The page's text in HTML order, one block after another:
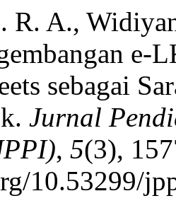
A.,
e-
sebagai
Jurnal
, 5(3),
10.53299/